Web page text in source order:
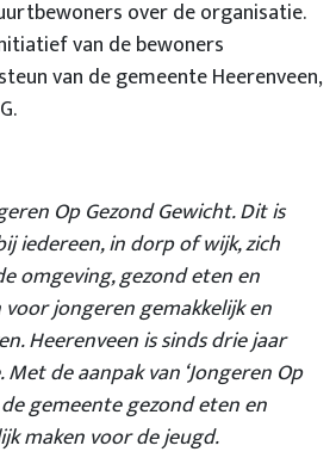
over de organisatie.
van de bewoners
van de gemeente Heerenveen,
Op Gezond Gewicht. Dit is
iedereen, in dorp of wijk, zich
omgeving, gezond eten en
jongeren gemakkelijk en
Heerenveen is sinds drie jaar
Met de aanpak van ‘Jongeren Op
gemeente gezond eten en
maken voor de jeugd.